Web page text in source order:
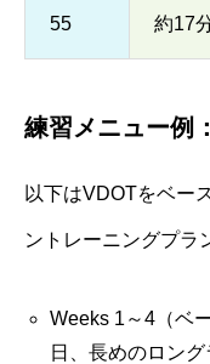
55 約17
練習メニュー例
以下はVDOTをベー
ントレーニングプラ
Weeks 1～4（ベ
日、長めのロン